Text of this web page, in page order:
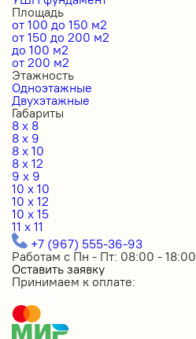
Площадь
от 100 до 150 м2
от 150 до 200 м2
до 100 м2
от 200 м2
Этажность
Одноэтажные
Двухэтажные
Габариты
8 x 8
8 x 9
8 x 10
8 x 12
9 x 9
10 x 10
10 x 12
10 x 15
11 x 11
+7 (967) 555-36-93
Работам с Пн - Пт: 08:00 - 18:00
Оставить заявку
Принимаем к оплате: